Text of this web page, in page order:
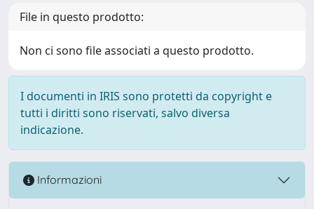
File in questo prodotto:
Non ci sono file associati a questo prodotto.
I documenti in IRIS sono protetti da copyright e
tutti i diritti sono riservati, salvo diversa
indicazione.
Informazioni